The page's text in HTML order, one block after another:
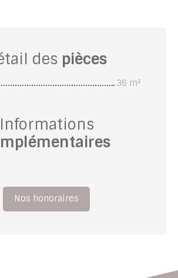
des pièces
36 m²
Informations
Nos honoraires